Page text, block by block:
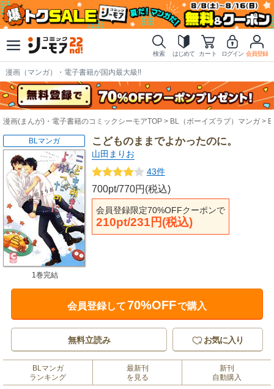
検索 はじめて カート ログイン 会員登録
漫画（マンガ）・電子書籍が国内最大級!!
漫画(まんが)・電子書籍のコミックシーモアTOP BL（ボーイズラブ）マンガ
こどものままでよかったのに。
山田まりお
43件
700pt/770円(税込)
会員登録限定70%OFFクーポンで
210pt/231円(税込)
BLマンガ
1巻完結
会員登録して70%OFFで購入
無料立読み お気に入り
BLマンガ
ランキング
最新刊
を見る
新刊
自動購入